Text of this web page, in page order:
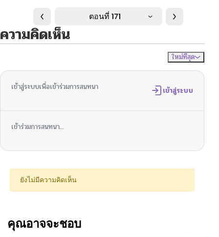
ตอนที่ 171
ความคิดเห็น
ใหม่ที่สุด
เข้าสู่ระบบเพื่อเข้าร่วมการสนทนา เข้าสู่ระบบ
เข้าร่วมการสนทนา...
ยังไม่มีความคิดเห็น
คุณอาจจะชอบ